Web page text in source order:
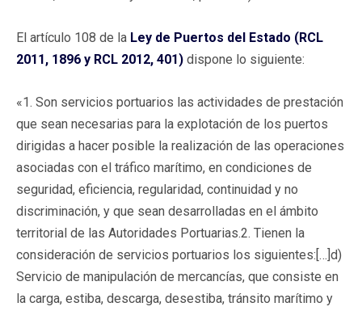
El artículo 108 de la Ley de Puertos del Estado (RCL
2011, 1896 y RCL 2012, 401) dispone lo siguiente:
«1. Son servicios portuarios las actividades de prestación
que sean necesarias para la explotación de los puertos
dirigidas a hacer posible la realización de las operaciones
asociadas con el tráfico marítimo, en condiciones de
seguridad, eficiencia, regularidad, continuidad y no
discriminación, y que sean desarrolladas en el ámbito
territorial de las Autoridades Portuarias.2. Tienen la
consideración de servicios portuarios los siguientes:[…]d)
Servicio de manipulación de mercancías, que consiste en
la carga, estiba, descarga, desestiba, tránsito marítimo y